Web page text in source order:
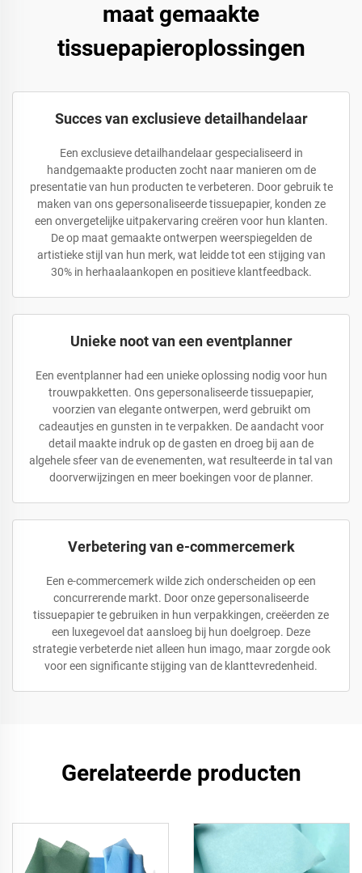
maat gemaakte
tissuepapieroplossingen
Succes van exclusieve detailhandelaar
Een exclusieve detailhandelaar gespecialiseerd in
handgemaakte producten zocht naar manieren om de
presentatie van hun producten te verbeteren. Door gebruik te
maken van ons gepersonaliseerde tissuepapier, konden ze
een onvergetelijke uitpakervaring creëren voor hun klanten.
De op maat gemaakte ontwerpen weerspiegelden de
artistieke stijl van hun merk, wat leidde tot een stijging van
30% in herhaalaankopen en positieve klantfeedback.
Unieke noot van een eventplanner
Een eventplanner had een unieke oplossing nodig voor hun
trouwpakketten. Ons gepersonaliseerde tissuepapier,
voorzien van elegante ontwerpen, werd gebruikt om
cadeautjes en gunsten in te verpakken. De aandacht voor
detail maakte indruk op de gasten en droeg bij aan de
algehele sfeer van de evenementen, wat resulteerde in tal van
doorverwijzingen en meer boekingen voor de planner.
Verbetering van e-commercemerk
Een e-commercemerk wilde zich onderscheiden op een
concurrerende markt. Door onze gepersonaliseerde
tissuepapier te gebruiken in hun verpakkingen, creëerden ze
een luxegevoel dat aansloeg bij hun doelgroep. Deze
strategie verbeterde niet alleen hun imago, maar zorgde ook
voor een significante stijging van de klanttevredenheid.
Gerelateerde producten